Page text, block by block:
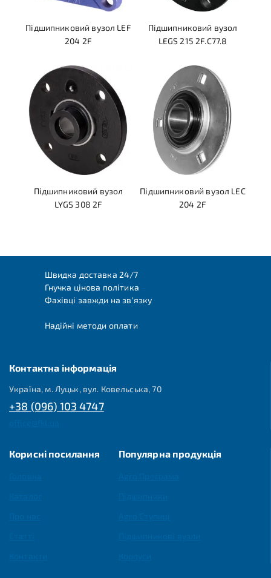
Підшипниковий вузол LEF
204 2F
Підшипниковий вузол
LEGS 215 2F.C77.8
Підшипниковий вузол
LYGS 308 2F
Підшипниковий вузол LEC
204 2F
Швидка доставка 24/7
Гнучка цінова політика
Фахівці завжди на зв'язку
Надійні методи оплати
Контактна інформація
Україна, м. Луцьк, вул. Ковельська, 70
+38 (096) 103 4747
Корисні посилання Популярна продукція